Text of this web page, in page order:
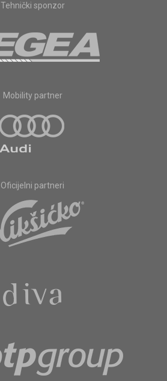
Tehnički sponzor
Mobility partner
Oficijelni partneri